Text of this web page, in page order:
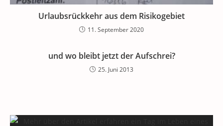
Urlaubsrückkehr aus dem Risikogebiet
11. September 2020
und wo bleibt jetzt der Aufschrei?
25. Juni 2013